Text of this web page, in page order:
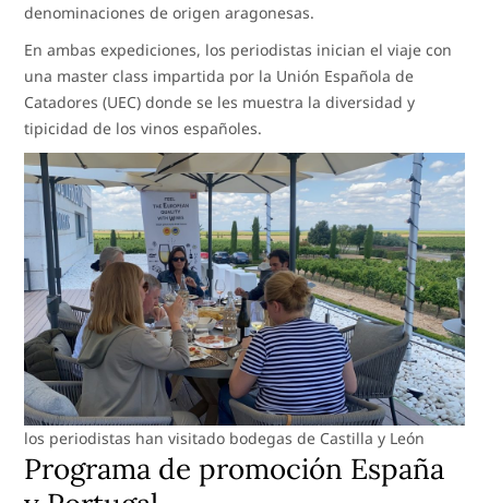
denominaciones de origen aragonesas.
En ambas expediciones, los periodistas inician el viaje con
una master class impartida por la Unión Española de
Catadores (UEC) donde se les muestra la diversidad y
tipicidad de los vinos españoles.
los periodistas han visitado bodegas de Castilla y León
Programa de promoción España